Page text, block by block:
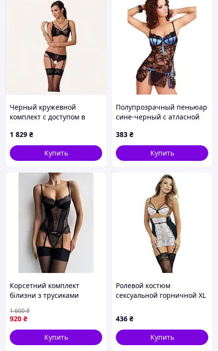
Черный кружевной
комплект с доступом в
87M505K38
1 829 ₴
Купить
Полупрозрачный пеньюар
сине-черный с атласной
2026
383 ₴
Купить
Корсетний комплект
білизни з трусиками
Adeline L
920 ₴
1 600₴
Купить
Ролевой костюм
сексуальной горничной XL
436 ₴
Купить